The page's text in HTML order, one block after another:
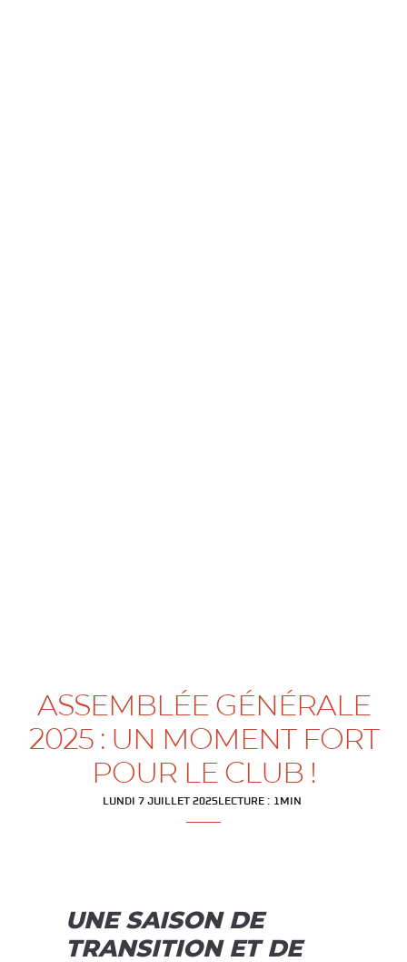
ASSEMBLÉE GÉNÉRALE
2025 : UN MOMENT FORT
POUR LE CLUB !
LUNDI 7 JUILLET 2025LECTURE : 1MIN
UNE SAISON DE
TRANSITION ET DE